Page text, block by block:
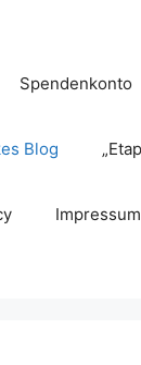
Spendenkonto
Blog
Impressum